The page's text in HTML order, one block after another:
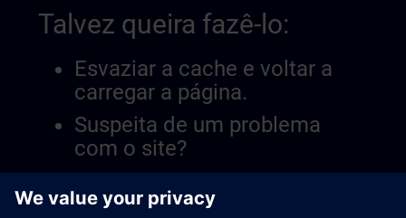
Talvez queira fazê-lo:
Esvaziar a cache e voltar a
carregar a página.
Suspeita de um problema
com o site?
Relatar a questão